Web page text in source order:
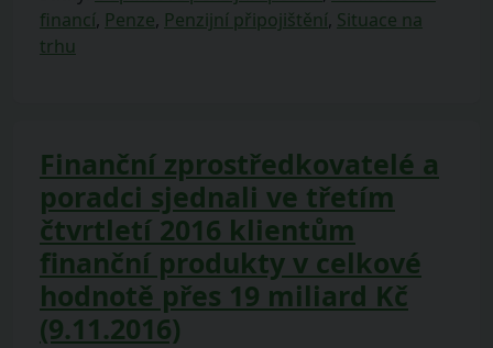
financí, Penze, Penzijní připojištění, Situace na
trhu
Finanční zprostředkovatelé a
poradci sjednali ve třetím
čtvrtletí 2016 klientům
finanční produkty v celkové
hodnotě přes 19 miliard Kč
(9.11.2016)